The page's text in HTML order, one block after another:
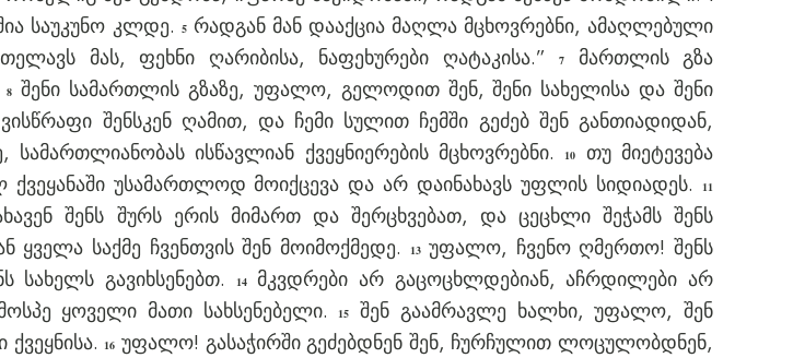
საუკუნო კლდე. 5რადგან მან დააქცია მაღლა მცხოვრებნი, ამაღლებული
მას, ფეხნი ღარიბისა, ნაფეხურები ღატაკისა.”7
მართლის გზა
8 შენი სამართლის გზაზე, უფალო, გელოდით შენ, შენი სახელისა და შენი
შენსკენ ღამით, და ჩემი სულით ჩემში გეძებ შენ განთიადიდან,
ისწავლიან ქვეყნიერების მცხოვრებნი.
10
თუ მიეტევება
უსამართლოდ მოიქცევა და არ დაინახავს უფლის სიდიადეს.
11
შენს შურს ერის მიმართ და შერცხვებათ, და ცეცხლი შეჭამს შენს
საქმე ჩვენთვის შენ მოიმოქმედე. 13უფალო, ჩვენო ღმერთო! შენს
სახელს გავიხსენებთ.
14მკვდრები არ გაცოცხლდებიან, აჩრდილები არ
ყოველი მათი სახსენებელი.
15
შენ გაამრავლე ხალხი, უფალო, შენ
16 უფალო! გასაჭირში გეძებდნენ შენ, ჩურჩულით ლოცულობდნენ,